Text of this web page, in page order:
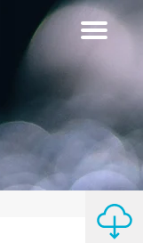
Toggle